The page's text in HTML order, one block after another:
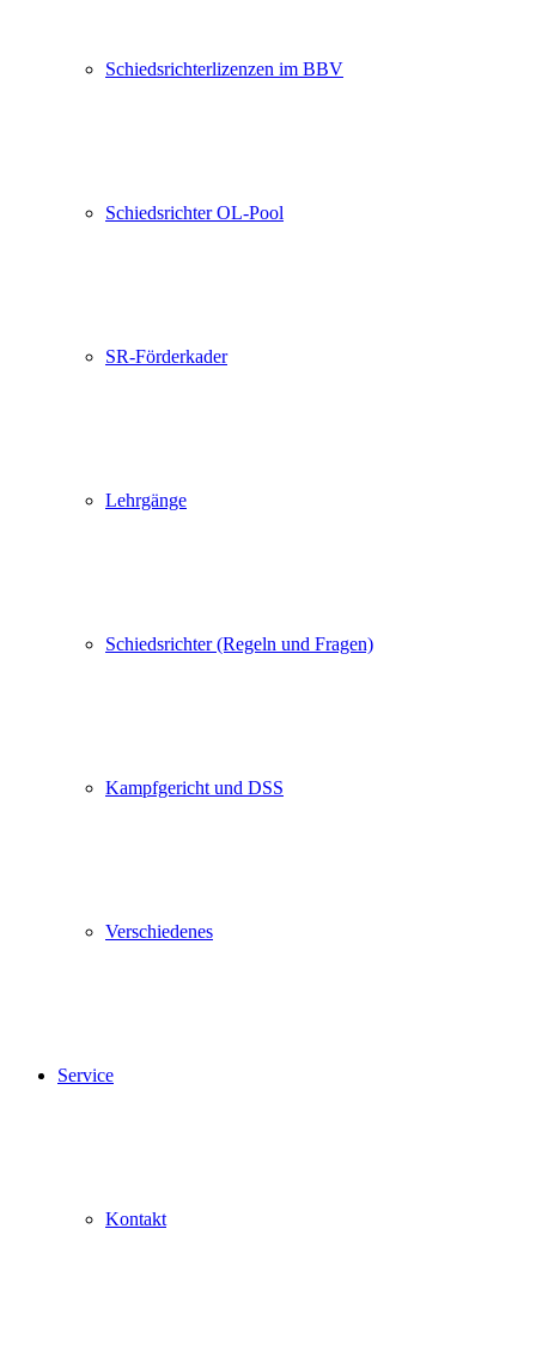
Schiedsrichterlizenzen im BBV
Schiedsrichter OL-Pool
SR-Förderkader
Lehrgänge
Schiedsrichter (Regeln und Fragen)
Kampfgericht und DSS
Verschiedenes
Service
Kontakt